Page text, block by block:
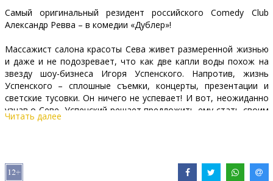
Самый оригинальный резидент российского Comedy Club
Александр Ревва – в комедии «Дублер»!
Массажист салона красоты Сева живет размеренной жизнью
и даже и не подозревает, что как две капли воды похож на
звезду шоу-бизнеса Игоря Успенского. Напротив, жизнь
Успенского – сплошные съемки, концерты, презентации и
светские тусовки. Он ничего не успевает! И вот, неожиданно
узнав о Севе, Успенский решает предложить ему стать своим
дублером. Сева принимает предложение и попадает в
Фильм на русском языке с субтитрами на латышском языке.
Читать далее